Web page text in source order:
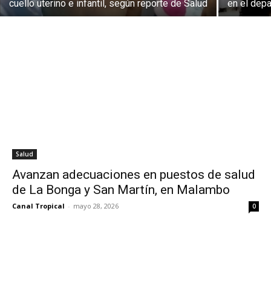
cuello uterino e infantil, según reporte de Salud
en el
Salud
Avanzan adecuaciones en puestos de salud
de La Bonga y San Martín, en Malambo
Canal Tropical - mayo 28, 2026 0